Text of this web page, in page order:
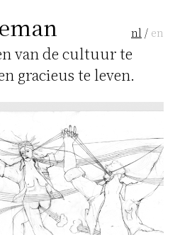
van de cultuur te
gracieus te leven.
nl / en